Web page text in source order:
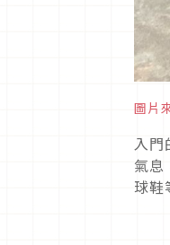
圖片
入門
氣息
球鞋